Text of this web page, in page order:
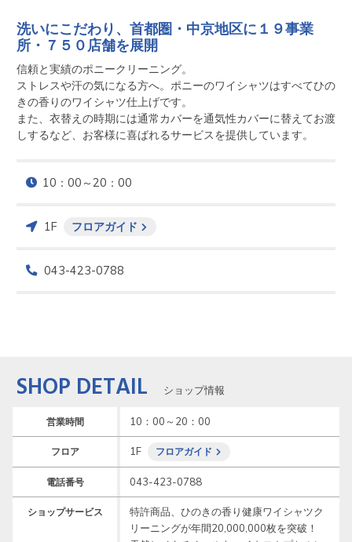
洗いにこだわり、首都圏・中京地区に１９事業
所・７５０店舗を展開
信頼と実績のポニークリーニング。
ストレスや汗の気になる方へ。ポニーのワイシャツはすべてひの
きの香りのワイシャツ仕上げです。
また、衣替えの時期には通常カバーを通気性カバーに替えてお渡
しするなど、お客様に喜ばれるサービスを提供しています。
10：00～20：00
1F フロアガイド
043-423-0788
SHOP DETAIL ショップ情報
営業時間 10：00～20：00
フロア 1F フロアガイド
電話番号 043-423-0788
ショップサービス
特許商品、ひのきの香り健康ワイシャツク
リーニングが年間20,000,000枚を突破！